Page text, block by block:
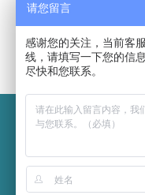
医院介绍
医院荣誉
请您留言
感谢您的关注，当前客
线，请填写一下您的信
尽快和您联系。